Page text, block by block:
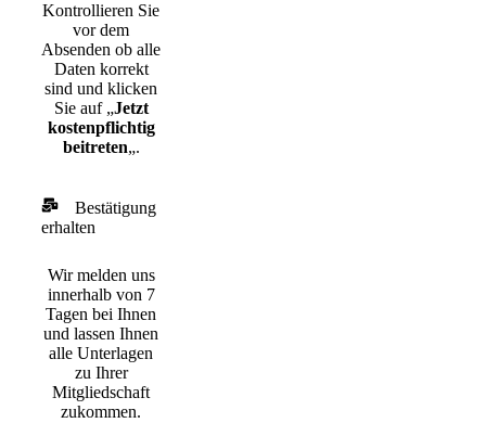
Kontrollieren Sie
vor dem
Absenden ob alle
Daten korrekt
sind und klicken
Sie auf „Jetzt
kostenpflichtig
beitreten„.
Bestätigung
erhalten
Wir melden uns
innerhalb von 7
Tagen bei Ihnen
und lassen Ihnen
alle Unterlagen
zu Ihrer
Mitgliedschaft
zukommen.